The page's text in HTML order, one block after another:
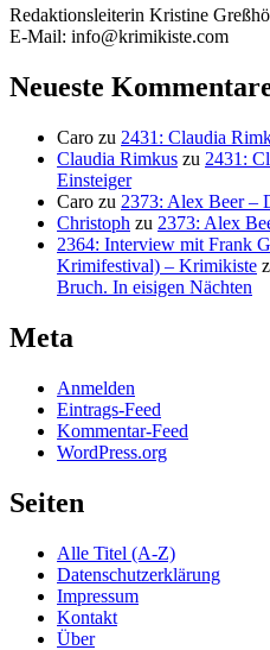
Redaktionsleiterin Kristine
E-Mail: info@krimikiste.com
Neueste
Caro zu 2431: Claudia
Claudia Rimkus zu 2431:
Einsteiger
Caro zu 2373: Alex Beer –
Christoph zu 2373: Alex
2364: Interview mit Frank
Krimifestival) – Krimikiste
Bruch. In eisigen Nächten
Meta
Anmelden
Eintrags-Feed
Kommentar-Feed
WordPress.org
Seiten
Alle Titel (A-Z)
Datenschutzerklärung
Impressum
Kontakt
Über